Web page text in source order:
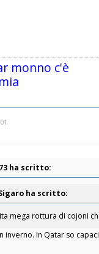
monno c'è
ha scritto:
ha scritto:
mega rottura di cojoni
inverno. In Qatar so